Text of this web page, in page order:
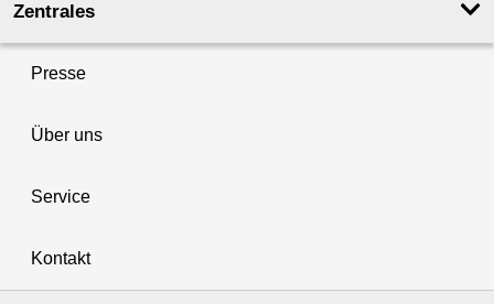
Zentrales
Presse
Über uns
Service
Kontakt